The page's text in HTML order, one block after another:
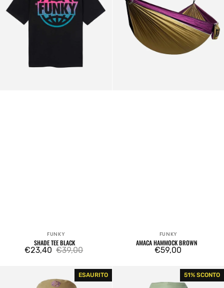
Venditore:
FUNKY
SHADE TEE BLACK
Prezzo
vendita
€23,40
Prezzo
regolare
€39,00
Venditore:
FUNKY
AMACA HAMMOCK BROWN
Prezzo
€59,00
ESAURITO Mariemonti
Hoodie
51% SCONTO